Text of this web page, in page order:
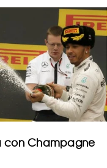
con Champagne